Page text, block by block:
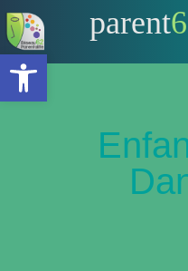
Ouvrir la barre d’outils
parent